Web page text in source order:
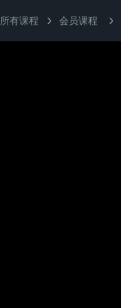
所有课程 会员课程